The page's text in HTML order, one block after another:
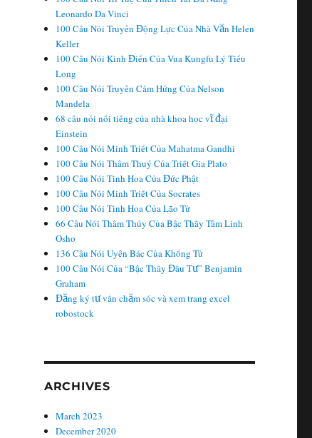
Leonardo Da Vinci
100 Câu Nói Truyền Động Lực Của Nhà Văn Helen
Keller
100 Câu Nói Kinh Điển Của Vua Kungfu Lý Tiểu
Long
100 Câu Nói Truyền Cảm Hứng Của Nelson
Mandela
68 câu nói nổi tiếng của nhà khoa học vĩ đại
Einstein
100 Câu Nói Minh Triết Của Mahatma Gandhi
100 Câu Nói Thâm Thuý Của Triết Gia Plato
100 Câu Nói Tinh Hoa Của Đức Phật
100 Câu Nói Minh Triết Của Socrates
100 Câu Nói Tinh Hoa Của Lão Tử
66 Câu Nói Thâm Thúy Của Bậc Thầy Tâm Linh
Osho
136 Câu Nói Uyên Bác Của Khổng Tử
100 Câu Nói Của “Bậc Thầy Đầu Tư” Benjamin
Graham
Đăng ký tư vấn chăm sóc và xem trang excel
robostock
ARCHIVES
March 2023
December 2020